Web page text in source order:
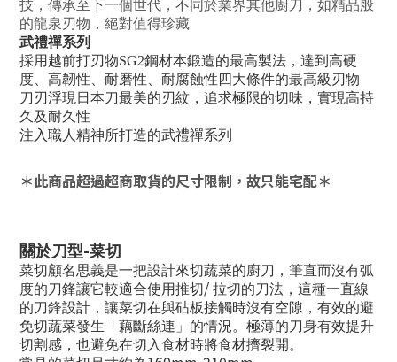
技，傳承至下一個世代，不同於業界其他廚刀，如精品般
的龍泉刃物，絕對值得珍藏
武禮禪系列
採用越前打刃物SG2鋼材本鍛造的最高製法，達到高硬
度、高韌性、耐磨性、耐腐蝕性四大條件的最高級刃物
刀刃浮現日本刀最美的刃紋，追求極限的切味，實現高持
久及耐久性
注入職人精神所打造的武禮禪系列
＊此商品超過超商取貨的尺寸限制，故只能宅配＊
關於刀型-菜切
菜切顧名思義是一把設計來切蔬菜的廚刀，筆直而沒有弧
度的刀鋒讓它較適合使用推切/拉切的刀法，這種一直線
的刀鋒設計，讓菜切在與砧板接觸時沒有空隙，有效的避
免切蔬菜發生「藕斷絲連」的情況。極薄的刀身有效提升
切割感，也避免在切入食材時將食材擠裂開。